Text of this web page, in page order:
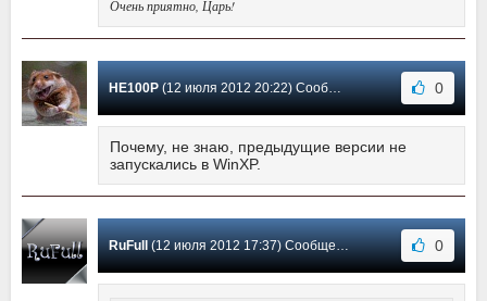
Очень приятно, Царь!
HE100P(12 июля 2012 20:22) Сообщение #16 0
Почему, не знаю, предыдущие версии не
запускались в WinXP.
RuFull (12 июля 2012 17:37) Сообщение #15 0